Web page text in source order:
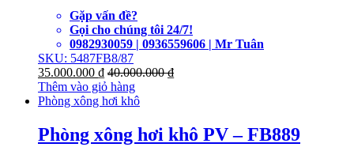
Gặp vấn đề?
Gọi cho chúng tôi 24/7!
0982930059 | 0936559606 | Mr Tuân
SKU: 5487FB8/87
35.000.000 ₫ 40.000.000₫
Thêm vào giỏ hàng
Phòng xông hơi khô
Phòng xông hơi khô PV – FB889